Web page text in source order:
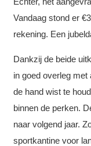
Vandaag stond er
rekening. Een
Dankzij de beide
in goed overleg met
de hand wist te
binnen de perken.
naar volgend jaar.
sportkantine voor